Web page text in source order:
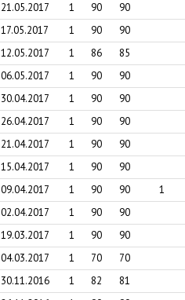
21.05.2017 1 90
90
17.05.2017 1 90
90
12.05.2017 1 86
85
06.05.2017 1 90
90
30.04.2017 1 90
90
26.04.2017 1 90
90
21.04.2017 1 90
90
15.04.2017 1 90
90
09.04.2017 1 90 90
1
02.04.2017 1 90
90
19.03.2017 1 90
90
04.03.2017 1 70
70
30.11.2016 1 82
81